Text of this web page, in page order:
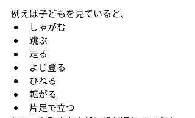
例えば子どもを見ていると、
しゃがむ
跳ぶ
走る
よじ登る
ひねる
転がる
片足で立つ